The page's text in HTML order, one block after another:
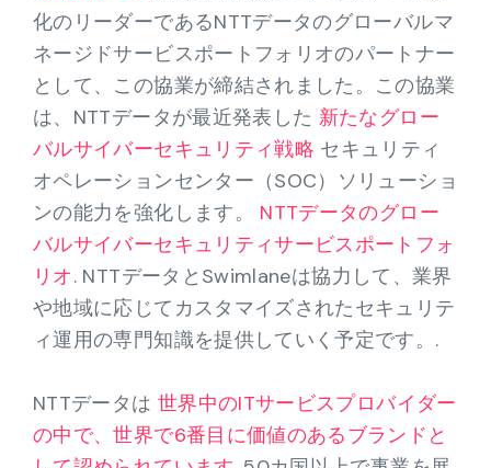
デモのリクエスト
化のリーダーであるNTTデータのグローバルマ
ネージドサービスポートフォリオのパートナー
として、この協業が締結されました。この協業
は、NTTデータが最近発表した 新たなグロー
バルサイバーセキュリティ戦略 セキュリティ
オペレーションセンター（SOC）ソリューショ
ンの能力を強化します。 NTTデータのグロー
バルサイバーセキュリティサービスポートフォ
リオ. NTTデータとSwimlaneは協力して、業界
や地域に応じてカスタマイズされたセキュリテ
ィ運用の専門知識を提供していく予定です。.
NTTデータは 世界中のITサービスプロバイダー
の中で、世界で6番目に価値のあるブランドと